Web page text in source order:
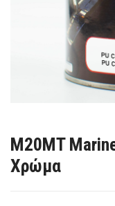
M20MT
Χρώμα